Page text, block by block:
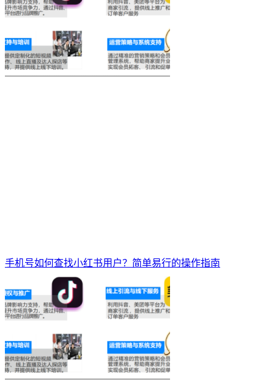
手机号如何查找小红书用户？简单易行的操作指南